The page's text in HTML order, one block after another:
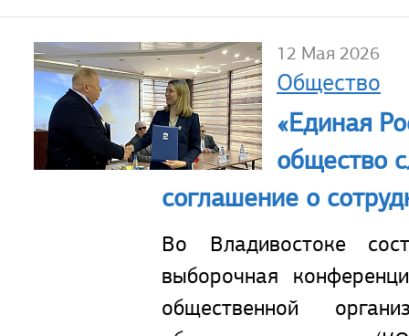
12 Мая 2026
Общество
«Единая
общество
соглашение о
Во Владивостоке
выборочная
общественной